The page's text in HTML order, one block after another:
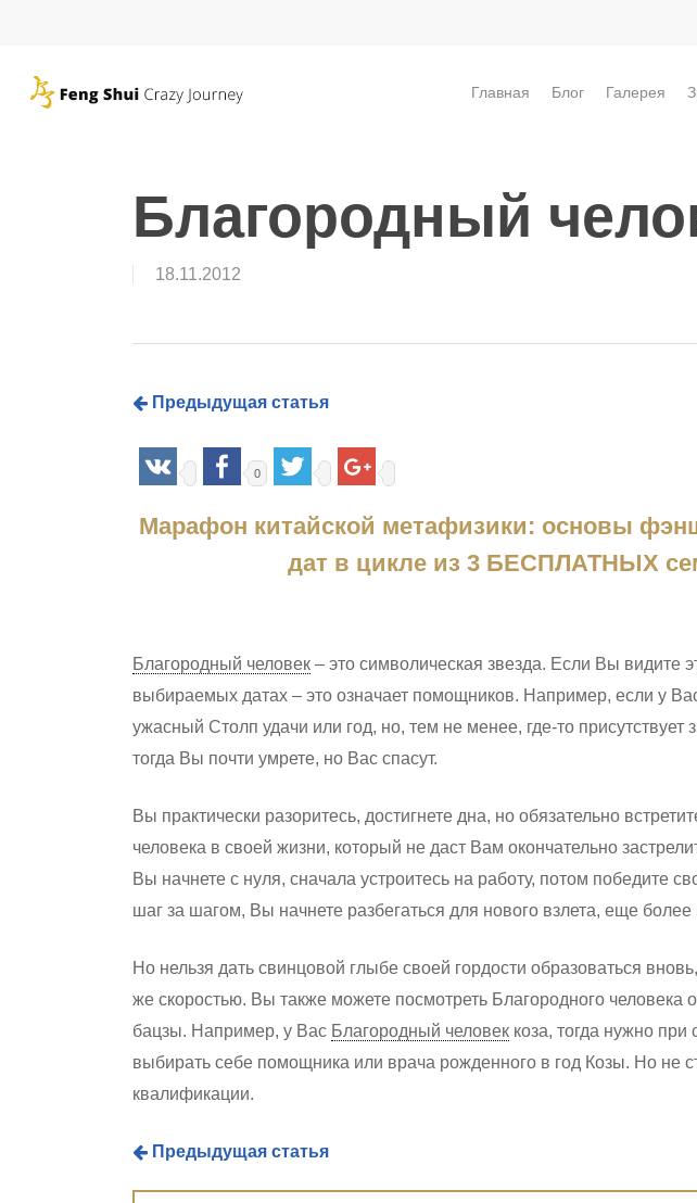
main
content
Hit enter to search or ESC to close
Главная Блог Галерея
Благородный
18.11.2012
Предыдущая статья
0
Марафон китайской метафизики: основы
дат в цикле из 3 БЕСПЛАТНЫХ
Благородный человек – это символическая звезда. Если Вы видите
выбираемых датах – это означает помощников. Например, если у
ужасный Столп удачи или год, но, тем не менее, где-то присутствует
тогда Вы почти умрете, но Вас спасут.
Вы практически разоритесь, достигнете дна, но обязательно
человека в своей жизни, который не даст Вам окончательно
Вы начнете с нуля, сначала устроитесь на работу, потом победите
шаг за шагом, Вы начнете разбегаться для нового взлета, еще
Но нельзя дать свинцовой глыбе своей гордости образоваться
же скоростью. Вы также можете посмотреть Благородного человека
бацзы. Например, у Вас Благородный человек коза, тогда нужно
выбирать себе помощника или врача рожденного в год Козы. Но не
квалификации.
Предыдущая статья